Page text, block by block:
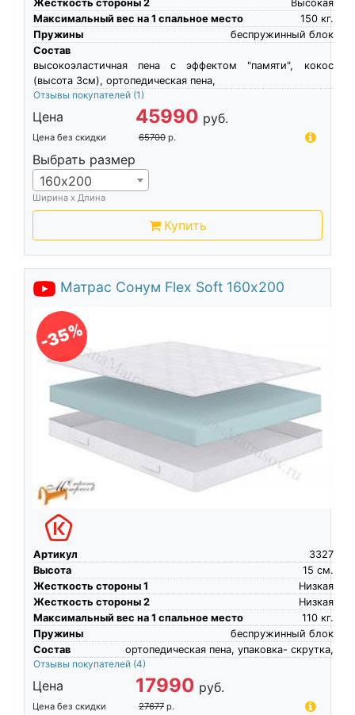
Жесткость стороны 2
Высокая
Максимальный вес на 1 спальное место
кг.
150
Пружины
беспружинный блок
Состав
высокоэластичная пена c эффектом "памяти", кокос
(высота 3см), ортопедическая пена,
Отзывы покупателей (1)
Цена 45990 руб.
Цена без скидки 65700 р.
Выбрать размер
160х200
Ширина х Длина
Купить
Матрас Сонум Flex Soft 160х200
-35%
Артикул
3327
Высота
см.
15
Жесткость стороны 1
Низкая
Жесткость стороны 2
Низкая
Максимальный вес на 1 спальное место
кг.
110
Пружины
беспружинный блок
Состав
ортопедическая пена, упаковка- скрутка,
Отзывы покупателей (4)
Цена 17990 руб.
Цена без скидки 27677 р.